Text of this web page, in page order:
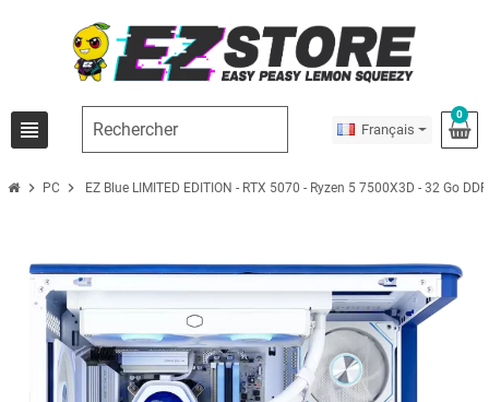
view_headline Français
0
chevron_right PC chevron_right EZ Blue LIMITED EDITION - RTX 5070 - Ryzen 5 7500X3D - 32 Go